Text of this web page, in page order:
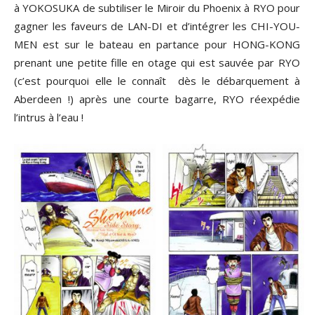
à YOKOSUKA de subtiliser le Miroir du Phoenix à RYO pour
gagner les faveurs de LAN-DI et d’intégrer les CHI-YOU-
MEN est sur le bateau en partance pour HONG-KONG
prenant une petite fille en otage qui est sauvée par RYO
(c’est pourquoi elle le connaît dès le débarquement à
Aberdeen !) après une courte bagarre, RYO réexpédie
l’intrus à l’eau !